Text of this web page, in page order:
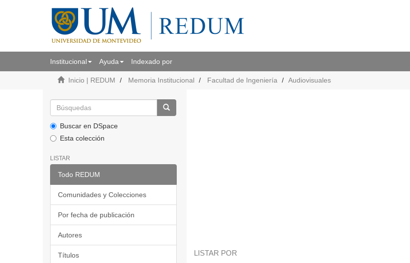
Institucional Ayuda Indexado por
Inicio | REDUM Memoria Institucional Facultad de Ingeniería Audiovisuales
Buscar en DSpace
Esta colección
LISTAR
Todo REDUM
Comunidades y Colecciones
Por fecha de publicación
Autores
Títulos LISTAR POR